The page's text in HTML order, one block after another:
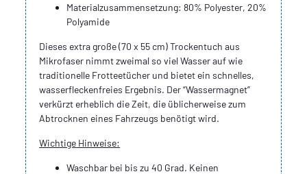
Materialzusammensetzung: 80% Polyester, 20%
Polyamide
Dieses extra große (70 x 55 cm) Trockentuch aus
Mikrofaser nimmt zweimal so viel Wasser auf wie
traditionelle Frotteetücher und bietet ein schnelles,
wasserfleckenfreies Ergebnis. Der “Wassermagnet”
verkürzt erheblich die Zeit, die üblicherweise zum
Abtrocknen eines Fahrzeugs benötigt wird.
Wichtige Hinweise:
Waschbar bei bis zu 40 Grad. Keinen